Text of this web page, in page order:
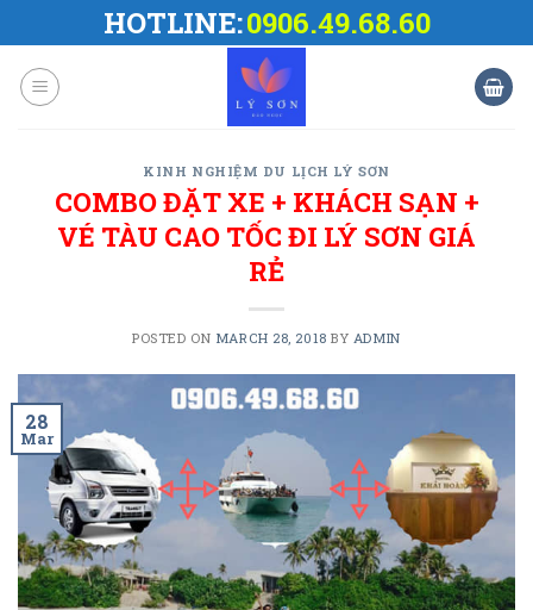
to
content
HOTLINE:0906.49.68.60
KINH NGHIỆM DU LỊCH LÝ SƠN
COMBO ĐẶT XE + KHÁCH SẠN +
VÉ TÀU CAO TỐC ĐI LÝ SƠN GIÁ
RẺ
POSTED ON MARCH 28, 2018 BY ADMIN
28
Mar